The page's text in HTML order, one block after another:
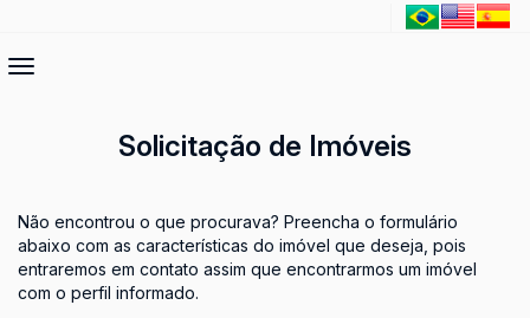
Solicitação de Imóveis
Não encontrou o que procurava? Preencha o formulário
abaixo com as características do imóvel que deseja, pois
entraremos em contato assim que encontrarmos um imóvel
com o perfil informado.